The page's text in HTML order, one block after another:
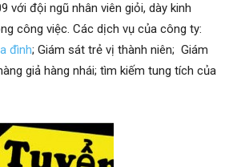
với đội ngũ nhân viên giỏi, dày kinh
công việc. Các dịch vụ của công ty:
đình; Giám sát trẻ vị thành niên; Giám
giả hàng nhái; tìm kiếm tung tích của